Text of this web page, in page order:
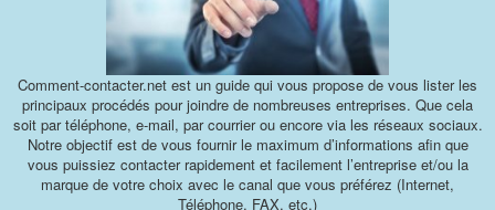
Comment-contacter.net est un guide qui vous propose de vous lister les
principaux procédés pour joindre de nombreuses entreprises. Que cela
soit par téléphone, e-mail, par courrier ou encore via les réseaux sociaux.
Notre objectif est de vous fournir le maximum d’informations afin que
vous puissiez contacter rapidement et facilement l’entreprise et/ou la
marque de votre choix avec le canal que vous préférez (Internet,
Téléphone, FAX, etc.)